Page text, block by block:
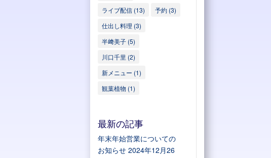
ライブ配信(13) 予約(3)
仕出し料理 (3)
半﨑美子(5)
川口千里 (2)
新メニュー (1)
観葉植物 (1)
最新の記事
年末年始営業についての
お知らせ 2024年12月26